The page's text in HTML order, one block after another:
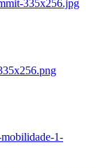
335x256.jpg
1-